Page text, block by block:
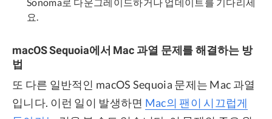
요.
macOS Sequoia에서 Mac 과열 문제를 해결하는 방
법
또 다른 일반적인 macOS Sequoia 문제는 Mac 과열
입니다. 이런 일이 발생하면 Mac의 팬이 시끄럽게